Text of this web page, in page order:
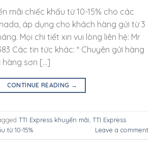
mãi chiếc khấu từ 10-15% cho các
áp dụng cho khách hàng gửi từ 3
Mọi chi tiết xin vui lòng liên hệ: Mr
Các tin tức khác: * Chuyên gửi hàng
hàng sơn […]
CONTINUE READING →
TTI Express khuyến mãi, TTI Express
từ 10-15%
Leave a comment